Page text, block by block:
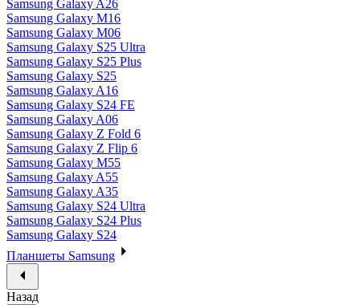
Samsung Galaxy A26
Samsung Galaxy M16
Samsung Galaxy M06
Samsung Galaxy S25 Ultra
Samsung Galaxy S25 Plus
Samsung Galaxy S25
Samsung Galaxy A16
Samsung Galaxy S24 FE
Samsung Galaxy A06
Samsung Galaxy Z Fold 6
Samsung Galaxy Z Flip 6
Samsung Galaxy M55
Samsung Galaxy A55
Samsung Galaxy A35
Samsung Galaxy S24 Ultra
Samsung Galaxy S24 Plus
Samsung Galaxy S24
Планшеты Samsung
Назад